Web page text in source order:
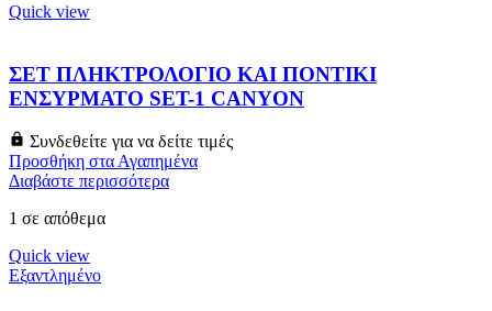
Quick view
ΣΕΤ ΠΛΗΚΤΡΟΛΟΓΙΟ ΚΑΙ ΠΟΝΤΙΚΙ
ΕΝΣΥΡΜΑΤΟ SET-1 CANYON
Συνδεθείτε για να δείτε τιμές
Προσθήκη στα Αγαπημένα
Διαβάστε περισσότερα
1 σε απόθεμα
Quick view
Εξαντλημένο